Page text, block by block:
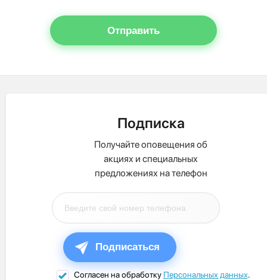
Отправить
Подписка
Получайте оповещения об
акциях и специальных
предложениях на телефон
Подписаться
Согласен на обработку Персональных данных.